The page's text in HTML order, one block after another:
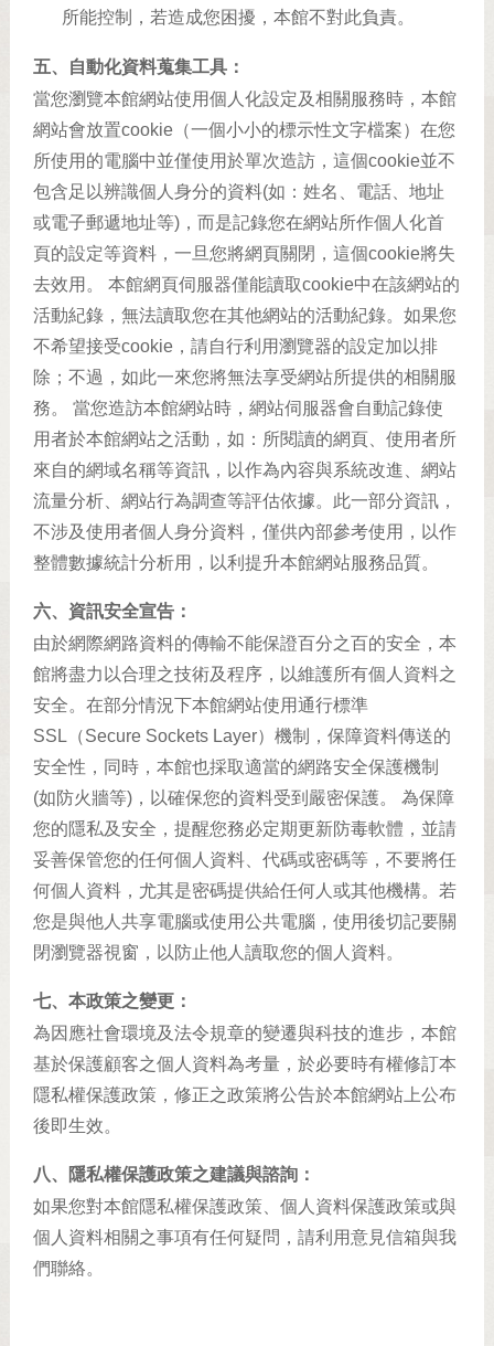
所能控制，若造成您困擾，本館不對此負責。
五、自動化資料蒐集工具：
當您瀏覽本館網站使用個人化設定及相關服務時，本館
網站會放置cookie（一個小小的標示性文字檔案）在您
所使用的電腦中並僅使用於單次造訪，這個cookie並不
包含足以辨識個人身分的資料(如：姓名、電話、地址
或電子郵遞地址等)，而是記錄您在網站所作個人化首
頁的設定等資料，一旦您將網頁關閉，這個cookie將失
去效用。 本館網頁伺服器僅能讀取cookie中在該網站的
活動紀錄，無法讀取您在其他網站的活動紀錄。如果您
不希望接受cookie，請自行利用瀏覽器的設定加以排
除；不過，如此一來您將無法享受網站所提供的相關服
務。 當您造訪本館網站時，網站伺服器會自動記錄使
用者於本館網站之活動，如：所閱讀的網頁、使用者所
來自的網域名稱等資訊，以作為內容與系統改進、網站
流量分析、網站行為調查等評估依據。此一部分資訊，
不涉及使用者個人身分資料，僅供內部參考使用，以作
整體數據統計分析用，以利提升本館網站服務品質。
六、資訊安全宣告：
由於網際網路資料的傳輸不能保證百分之百的安全，本
館將盡力以合理之技術及程序，以維護所有個人資料之
安全。在部分情況下本館網站使用通行標準
SSL（Secure Sockets Layer）機制，保障資料傳送的
安全性，同時，本館也採取適當的網路安全保護機制
(如防火牆等)，以確保您的資料受到嚴密保護。 為保障
您的隱私及安全，提醒您務必定期更新防毒軟體，並請
妥善保管您的任何個人資料、代碼或密碼等，不要將任
何個人資料，尤其是密碼提供給任何人或其他機構。若
您是與他人共享電腦或使用公共電腦，使用後切記要關
閉瀏覽器視窗，以防止他人讀取您的個人資料。
七、本政策之變更：
為因應社會環境及法令規章的變遷與科技的進步，本館
基於保護顧客之個人資料為考量，於必要時有權修訂本
隱私權保護政策，修正之政策將公告於本館網站上公布
後即生效。
八、隱私權保護政策之建議與諮詢：
如果您對本館隱私權保護政策、個人資料保護政策或與
個人資料相關之事項有任何疑問，請利用意見信箱與我
們聯絡。